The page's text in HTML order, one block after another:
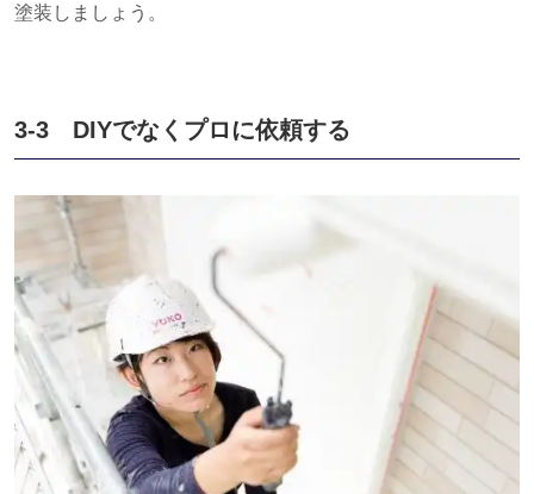
塗装しましょう。
3-3 DIYでなくプロに依頼する